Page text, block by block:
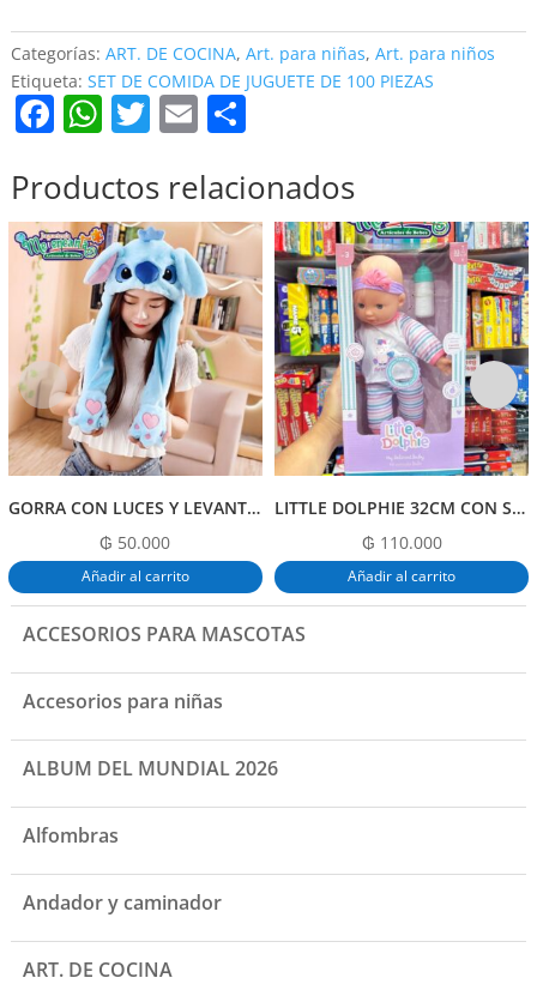
JUGUETE
DE
100
PIEZAS
Categorías: ART. DE COCINA, Art. para niñas, Art. para niños
Etiqueta: SET DE COMIDA DE JUGUETE DE 100 PIEZAS
F
c
e
b
o
o
k
W
at
s
A
p
p
T
itt
er
E
ai
l
C
m
p
ar
tir
Productos relacionados
GORRA CON LUCES Y LEVANTA LA OREJA DISEÑO SURTIDO
₲ 50.000
Añadir al carrito
LITTLE DOLPHIE 32CM CON SONIDOS
₲ 110.000
Añadir al carrito
ACCESORIOS PARA MASCOTAS
Accesorios para niñas
ALBUM DEL MUNDIAL 2026
Alfombras
Andador y caminador
ART. DE COCINA